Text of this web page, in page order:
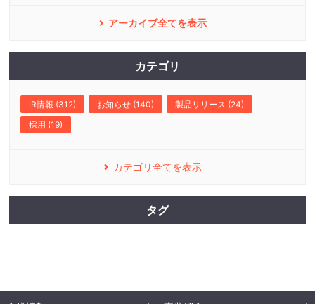
アーカイブ全てを表示
カテゴリ
IR情報 (312) お知らせ (140)
製品リリース (24)
採用 (19)
カテゴリ全てを表示
タグ